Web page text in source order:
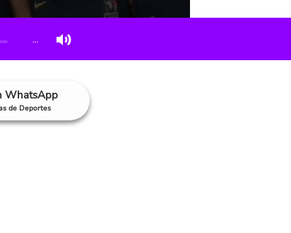
…
WhatsApp
de Deportes